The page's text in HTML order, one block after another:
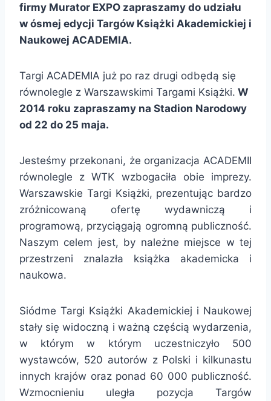
firmy Murator EXPO zapraszamy do udziału
w ósmej edycji Targów Książki Akademickiej i
Naukowej ACADEMIA.
Targi ACADEMIA już po raz drugi odbędą się
równolegle z Warszawskimi Targami Książki. W
2014 roku zapraszamy na Stadion Narodowy
od 22 do 25 maja.
Jesteśmy przekonani, że organizacja ACADEMII
równolegle z WTK wzbogaciła obie imprezy.
Warszawskie Targi Książki, prezentując bardzo
zróżnicowaną ofertę wydawniczą i
programową, przyciągają ogromną publiczność.
Naszym celem jest, by należne miejsce w tej
przestrzeni znalazła książka akademicka i
naukowa.
Siódme Targi Książki Akademickiej i Naukowej
stały się widoczną i ważną częścią wydarzenia,
w którym w którym uczestniczyło 500
wystawców, 520 autorów z Polski i kilkunastu
innych krajów oraz ponad 60 000 publiczność.
Wzmocnieniu uległa pozycja Targów